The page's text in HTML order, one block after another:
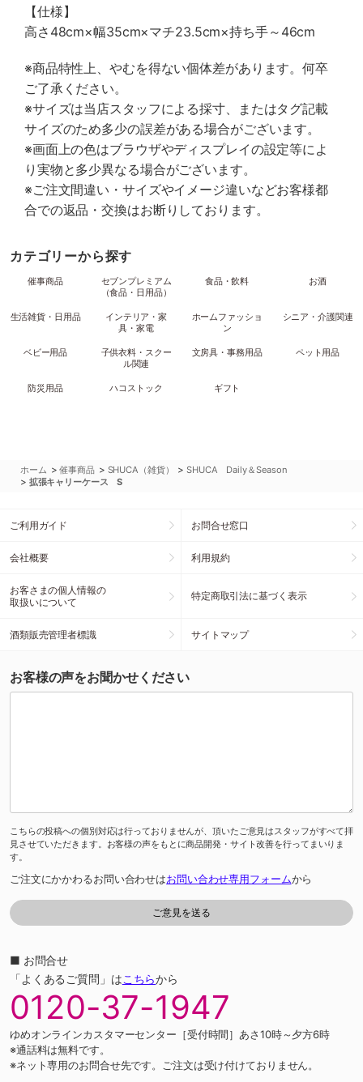
【仕様】
高さ48cm×幅35cm×マチ23.5cm×持ち手～46cm
※商品特性上、やむを得ない個体差があります。何卒
ご了承ください。
※サイズは当店スタッフによる採寸、またはタグ記載
サイズのため多少の誤差がある場合がございます。
※画面上の色はブラウザやディスプレイの設定等によ
り実物と多少異なる場合がございます。
※ご注文間違い・サイズやイメージ違いなどお客様都
合での返品・交換はお断りしております。
カテゴリーから探す
催事商品
セブンプレミアム
（食品・日用品）
食品・飲料 お酒
生活雑貨・日用品
インテリア・家
具・家電
ホームファッショ
ン
シニア・介護関連
ベビー用品
子供衣料・スクー
ル関連
文房具・事務用品 ペット用品
防災用品 ハコストック ギフト
ホーム >催事商品 > SHUCA（雑貨） >SHUCA Daily＆Season
> 拡張キャリーケース S
ご利用ガイド お問合せ窓口
会社概要 利用規約
お客さまの個人情報の
取扱いについて
特定商取引法に基づく表示
酒類販売管理者標識 サイトマップ
お客様の声をお聞かせください
こちらの投稿への個別対応は行っておりませんが、頂いたご意見はスタッフがすべて拝
見させていただきます。お客様の声をもとに商品開発・サイト改善を行ってまいりま
す。
ご注文にかかわるお問い合わせはお問い合わせ専用フォームから
■ お問合せ
「よくあるご質問」はこちらから
0120-37-1947
ゆめオンラインカスタマーセンター［受付時間］あさ10時～夕方6時
※通話料は無料です。
※ネット専用のお問合せ先です。ご注文は受け付けておりません。